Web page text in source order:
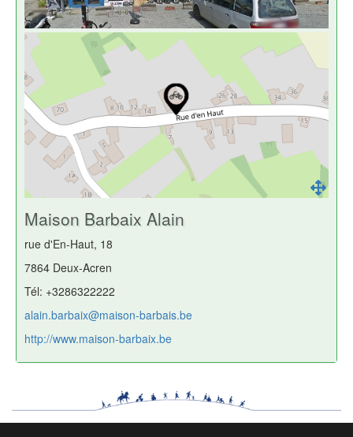
Maison Barbaix Alain
rue d'En-Haut, 18
7864 Deux-Acren
Tél: +3286322222
alain.barbaix@maison-barbais.be
http://www.maison-barbaix.be